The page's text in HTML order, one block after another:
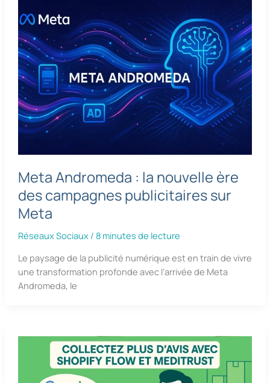
Meta Andromeda : la nouvelle ère
des campagnes publicitaires sur
Meta
Réseaux Sociaux/ 8 minutes de lecture
Le paysage de la publicité numérique est en train de vivre
une transformation profonde avec l’arrivée de Meta
Andromeda, le